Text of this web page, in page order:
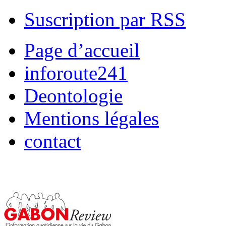
Suscription par RSS
Page d’accueil
inforoute241
Deontologie
Mentions légales
contact